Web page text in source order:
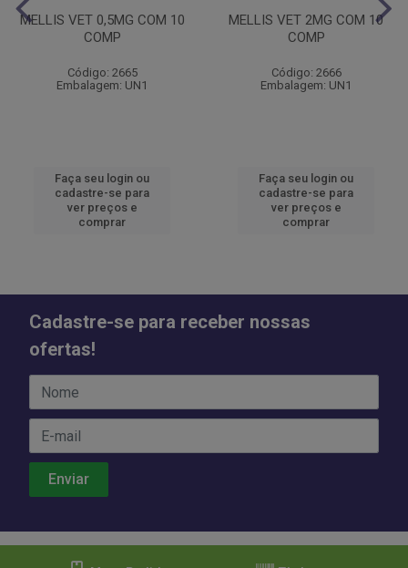
MELLIS VET 0,5MG COM 10
COMP
Código: 2665
Embalagem: UN1
Faça seu login ou
cadastre-se para
ver preços e
comprar
MELLIS VET 2MG COM 10
COMP
Código: 2666
Embalagem: UN1
Faça seu login ou
cadastre-se para
ver preços e
comprar
Cadastre-se para receber nossas
ofertas!